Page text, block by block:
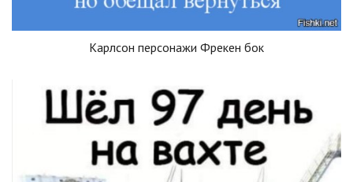
Карлсон персонажи Фрекен бок